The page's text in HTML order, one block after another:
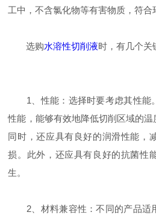
工中，不含氯化物等有害物质，符合
选购水溶性切削液时，有几个关
1、性能：选择时要考虑其性能
性能，能够有效地降低切削区域的温
同时，还应具有良好的润滑性能，
损。此外，还应具有良好的抗菌性
生。
2、材料兼容性：不同的产品适